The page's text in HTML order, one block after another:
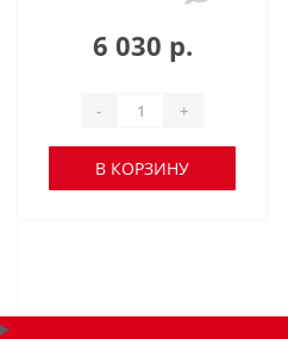
6 030 р.
- +
В КОРЗИНУ